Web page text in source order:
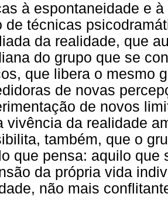
à espontaneidade e
de técnicas
da realidade, que
do grupo que se
que libera o mesmo
de novas
de novos
vivência da realidade
também, que o
que pensa: aquilo que
da própria vida
não mais